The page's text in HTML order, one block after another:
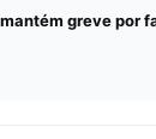
greve por